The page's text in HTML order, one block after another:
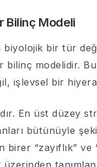
Bilinç Modeli
biyolojik bir tür
modelidir.
işlevsel bir
En üst düzey
bütünüyle
“zayıflık”